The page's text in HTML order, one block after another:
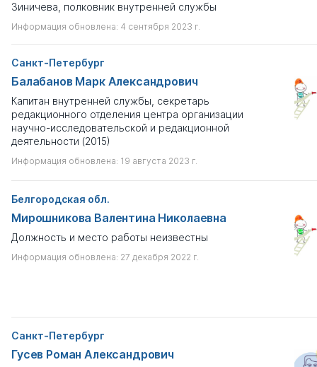
Зиничева, полковник внутренней службы
Информация обновлена: 4 сентября 2023 г.
Санкт-Петербург
Балабанов Марк Александрович
Капитан внутренней службы, секретарь
редакционного отделения центра организации
научно-исследовательской и редакционной
деятельности (2015)
Информация обновлена: 19 августа 2023 г.
Белгородская обл.
Мирошникова Валентина Николаевна
Должность и место работы неизвестны
Информация обновлена: 27 декабря 2022 г.
Санкт-Петербург
Гусев Роман Александрович